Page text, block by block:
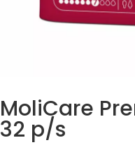
MoliCare
32 p/s